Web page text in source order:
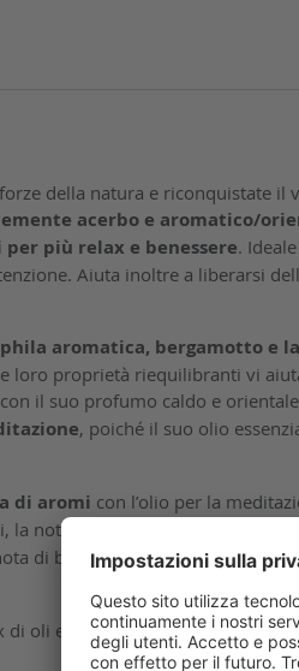
della natura e riconquistate
acerbo e aromatico/
più relax e benessere.
Aiuta inoltre a liberarsi
aromatica, bergamotto e
loro proprietà riequilibranti vi
con il suo profumo caldo e
, poiché il suo olio
di aromi con l’olio per la
la nota di cuore fruttata e
di base acerba e aromatica con
di oli esclusivi e godetevi dei